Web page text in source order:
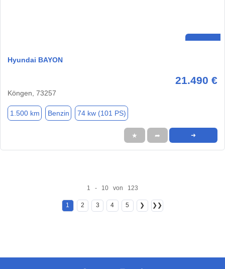
Hyundai BAYON
21.490 €
Köngen, 73257
1.500 km Benzin 74 kw (101 PS)
★ ➦ ➜
1 - 10 von 123
1 2 3 4 5 ❯ ❯❯